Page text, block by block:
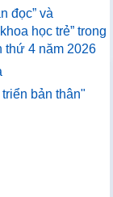
đọc” và
học trẻ” trong
thứ 4 năm 2026
bản thân"